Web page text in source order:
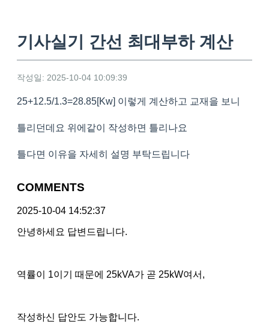
기사실기 간선 최대부하 계산
작성일: 2025-10-04 10:09:39
25+12.5/1.3=28.85[Kw] 이렇게 계산하고 교재을 보니
틀리던데요 위에같이 작성하면 틀리나요
틀다면 이유을 자세히 설명 부탁드립니다
COMMENTS
2025-10-04 14:52:37
안녕하세요 답변드립니다.
역률이 1이기 때문에 25kVA가 곧 25kW여서,
작성하신 답안도 가능합니다.